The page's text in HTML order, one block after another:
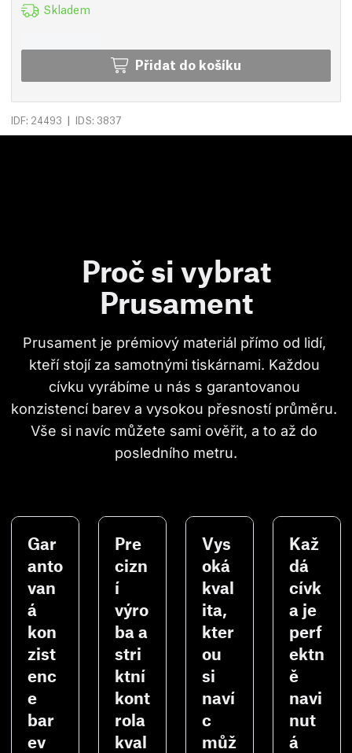
Skladem
Přidat do košíku
IDF: 24493 | IDS: 3837
Proč si vybrat
Prusament
Prusament je prémiový materiál přímo od lidí,
kteří stojí za samotnými tiskárnami. Každou
cívku vyrábíme u nás s garantovanou
konzistencí barev a vysokou přesností průměru.
Vše si navíc můžete sami ověřit, a to až do
posledního metru.
Gar
anto
van
á
kon
zist
enc
e
bar
ev
Pre
cizn
í
výro
ba a
stri
ktní
kont
rola
kval
Vys
oká
kval
ita,
kter
ou
si
naví
c
můž
Kaž
dá
cívk
a je
perf
ektn
ě
navi
nut
á